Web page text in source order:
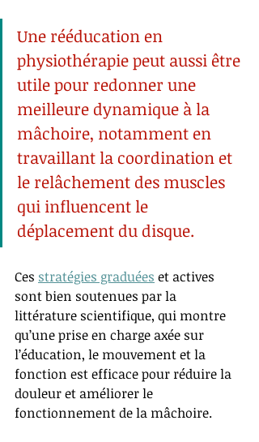
Une rééducation en
physiothérapie peut aussi être
utile pour redonner une
meilleure dynamique à la
mâchoire, notamment en
travaillant la coordination et
le relâchement des muscles
qui influencent le
déplacement du disque.
Ces stratégies graduées et actives
sont bien soutenues par la
littérature scientifique, qui montre
qu’une prise en charge axée sur
l’éducation, le mouvement et la
fonction est efficace pour réduire la
douleur et améliorer le
fonctionnement de la mâchoire.